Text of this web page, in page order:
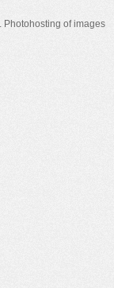
Photohosting of images